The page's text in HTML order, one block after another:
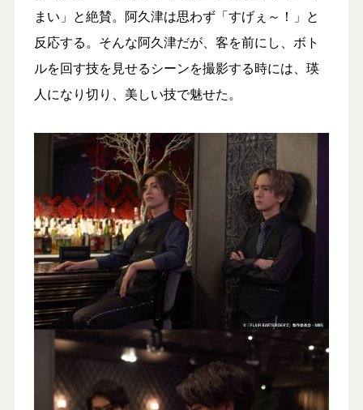
まい」と絶賛。阿久津は思わず「すげぇ～！」と
反応する。そんな阿久津だが、客を前にし、ボト
ルを回す技を見せるシーンを撮影する時には、瑛
人になり切り、美しい技で魅せた。